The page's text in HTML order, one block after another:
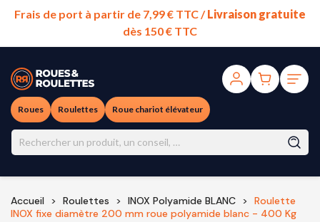
Frais de port à partir de 7,99 € TTC /Livraison gratuite
dès 150 € TTC
Roues Roulettes Roue chariot élévateur
Accueil Roulettes INOX Polyamide BLANC
Roulette
INOX fixe diamètre 200 mm roue polyamide blanc - 400 Kg